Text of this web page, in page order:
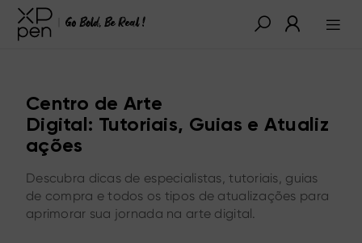
Centro de Arte
Digital: Tutoriais, Guias e Atualiz
ações
Descubra dicas de especialistas, tutoriais, guias
de compra e todos os tipos de atualizações para
aprimorar sua jornada na arte digital.